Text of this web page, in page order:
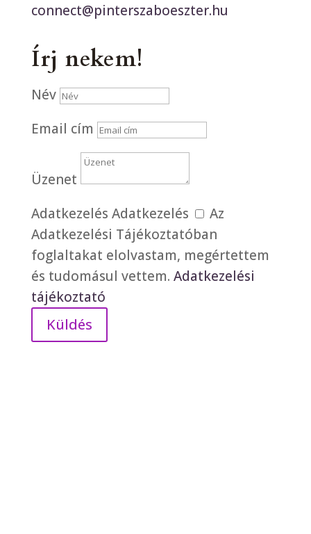
connect@pinterszaboeszter.hu
Írj nekem!
Név
Email cím
Üzenet
Adatkezelés Adatkezelés
Az
Adatkezelési Tájékoztatóban
foglaltakat elolvastam, megértettem
és tudomásul vettem. Adatkezelési
tájékoztató
Küldés